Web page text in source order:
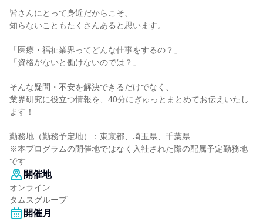
皆さんにとって身近だからこそ、
知らないこともたくさんあると思います。
「医療・福祉業界ってどんな仕事をするの？」
「資格がないと働けないのでは？」
そんな疑問・不安を解決できるだけでなく、
業界研究に役立つ情報を、40分にぎゅっとまとめてお伝えいたし
ます！
勤務地（勤務予定地）：東京都、埼玉県、千葉県
※本プログラムの開催地ではなく入社された際の配属予定勤務地
です
開催地
オンライン
タムスグループ
開催月